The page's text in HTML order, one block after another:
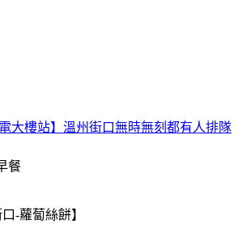
大樓站】溫州街口無時無刻都有人排隊
餐
-蘿蔔絲餅】